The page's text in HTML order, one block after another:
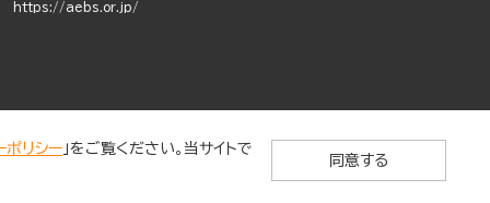
https://aebs.or.jp/
ポリシー 」をご覧ください。当サイトで
同意する